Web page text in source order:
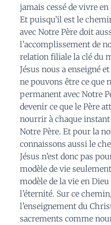
jamais cessé de vivre en
Et puisqu’il est le
avec Notre Père doit
l’accomplissement de
relation filiale la clé du
Jésus nous a enseigné
ne pouvons être ce que
permanent avec Notre
devenir ce que le Père
nourrir à chaque
Notre Père. Et pour la
connaissons aussi le
Jésus n’est donc pas
modèle de vie
modèle de la vie en
l’éternité. Sur ce
l’enseignement du
sacrements comme